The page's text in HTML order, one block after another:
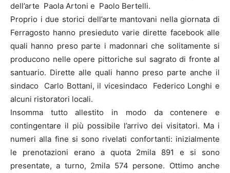
dell’arte Paola Artoni e Paolo Bertelli.
Proprio i due storici dell’arte mantovani nella giornata di
Ferragosto hanno presieduto varie dirette facebook alle
quali hanno preso parte i madonnari che solitamente si
producono nelle opere pittoriche sul sagrato di fronte al
santuario. Dirette alle quali hanno preso parte anche il
sindaco Carlo Bottani, il vicesindaco Federico Longhi e
alcuni ristoratori locali.
Insomma tutto allestito in modo da contenere e
contingentare il più possibile l’arrivo dei visitatori. Ma i
numeri alla fine si sono rivelati confortanti: inizialmente
le prenotazioni erano a quota 2mila 891 e si sono
presentate, a turno, 2mila 574 persone. Ottimo anche